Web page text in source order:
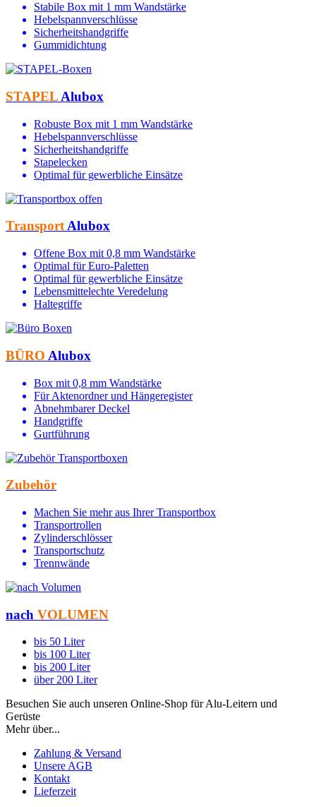
Stabile Box mit 1 mm Wandstärke
Hebelspannverschlüsse
Sicherheitshandgriffe
Gummidichtung
STAPEL Alubox
Robuste Box mit 1 mm Wandstärke
Hebelspannverschlüsse
Sicherheitshandgriffe
Stapelecken
Optimal für gewerbliche Einsätze
TransportAlubox
Offene Box mit 0,8 mm Wandstärke
Optimal für Euro-Paletten
Optimal für gewerbliche Einsätze
Lebensmittelechte Veredelung
Haltegriffe
BÜRO Alubox
Box mit 0,8 mm Wandstärke
Für Aktenordner und Hängeregister
Abnehmbarer Deckel
Handgriffe
Gurtführung
Zubehör
Machen Sie mehr aus Ihrer Transportbox
Transportrollen
Zylinderschlösser
Transportschutz
Trennwände
nach VOLUMEN
bis 50 Liter
bis 100 Liter
bis 200 Liter
über 200 Liter
Besuchen Sie auch unseren Online-Shop für Alu-Leitern und
Gerüste
Mehr über...
Zahlung & Versand
Unsere AGB
Kontakt
Lieferzeit